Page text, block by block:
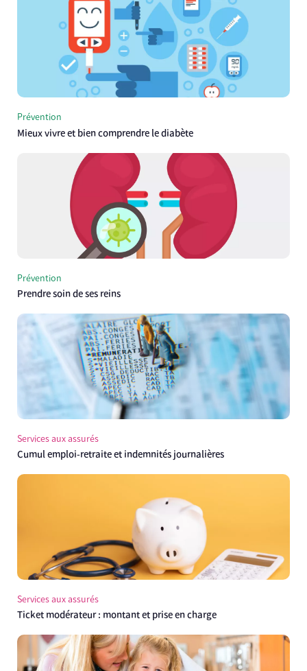
Prévention
Mieux vivre et bien comprendre le diabète
Prévention
Prendre soin de ses reins
Services aux assurés
Cumul emploi-retraite et indemnités journalières
Services aux assurés
Ticket modérateur : montant et prise en charge